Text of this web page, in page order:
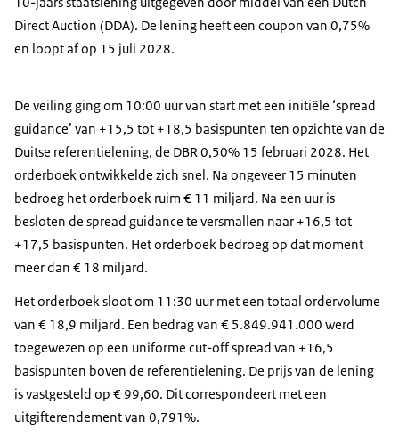
Direct Auction (DDA). De lening heeft een coupon van 0,75%
en loopt af op 15 juli 2028.
De veiling ging om 10:00 uur van start met een initiële ‘spread
guidance’ van +15,5 tot +18,5 basispunten ten opzichte van de
Duitse referentielening, de DBR 0,50% 15 februari 2028. Het
orderboek ontwikkelde zich snel. Na ongeveer 15 minuten
bedroeg het orderboek ruim € 11 miljard. Na een uur is
besloten de spread guidance te versmallen naar +16,5 tot
+17,5 basispunten. Het orderboek bedroeg op dat moment
meer dan € 18 miljard.
Het orderboek sloot om 11:30 uur met een totaal ordervolume
van € 18,9 miljard. Een bedrag van € 5.849.941.000 werd
toegewezen op een uniforme cut-off spread van +16,5
basispunten boven de referentielening. De prijs van de lening
is vastgesteld op € 99,60. Dit correspondeert met een
uitgifterendement van 0,791%.